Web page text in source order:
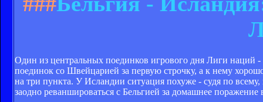
Один из центральных поединков игрового дня Лиги
поединок со Швейцарией за первую строчку, а к нему
на три пункта. У Исландии ситуация похуже - судя по
заодно реваншироваться с Бельгией за домашнее поражение